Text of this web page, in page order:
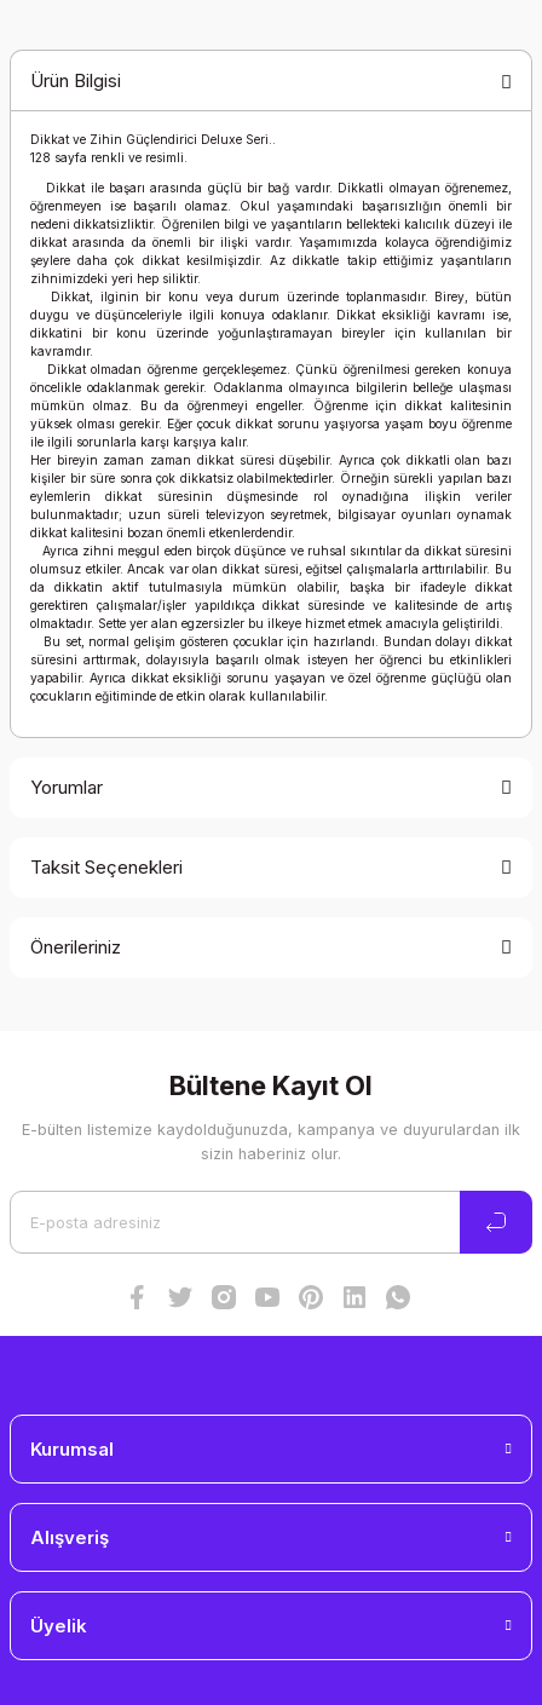
Ürün Bilgisi
Dikkat ve Zihin Güçlendirici Deluxe Seri..
128 sayfa renkli ve resimli.
Dikkat ile başarı arasında güçlü bir bağ vardır. Dikkatli olmayan öğrenemez,
öğrenmeyen ise başarılı olamaz. Okul yaşamındaki başarısızlığın önemli bir
nedeni dikkatsizliktir. Öğrenilen bilgi ve yaşantıların bellekteki kalıcılık düzeyi ile
dikkat arasında da önemli bir ilişki vardır. Yaşamımızda kolayca öğrendiğimiz
şeylere daha çok dikkat kesilmişizdir. Az dikkatle takip ettiğimiz yaşantıların
zihnimizdeki yeri hep siliktir.
Dikkat, ilginin bir konu veya durum üzerinde toplanmasıdır. Birey, bütün
duygu ve düşünceleriyle ilgili konuya odaklanır. Dikkat eksikliği kavramı ise,
dikkatini bir konu üzerinde yoğunlaştıramayan bireyler için kullanılan bir
kavramdır.
Dikkat olmadan öğrenme gerçekleşemez. Çünkü öğrenilmesi gereken konuya
öncelikle odaklanmak gerekir. Odaklanma olmayınca bilgilerin belleğe ulaşması
mümkün olmaz. Bu da öğrenmeyi engeller. Öğrenme için dikkat kalitesinin
yüksek olması gerekir. Eğer çocuk dikkat sorunu yaşıyorsa yaşam boyu öğrenme
ile ilgili sorunlarla karşı karşıya kalır.
Her bireyin zaman zaman dikkat süresi düşebilir. Ayrıca çok dikkatli olan bazı
kişiler bir süre sonra çok dikkatsiz olabilmektedirler. Örneğin sürekli yapılan bazı
eylemlerin dikkat süresinin düşmesinde rol oynadığına ilişkin veriler
bulunmaktadır; uzun süreli televizyon seyretmek, bilgisayar oyunları oynamak
dikkat kalitesini bozan önemli etkenlerdendir.
Ayrıca zihni meşgul eden birçok düşünce ve ruhsal sıkıntılar da dikkat süresini
olumsuz etkiler. Ancak var olan dikkat süresi, eğitsel çalışmalarla arttırılabilir. Bu
da dikkatin aktif tutulmasıyla mümkün olabilir, başka bir ifadeyle dikkat
gerektiren çalışmalar/işler yapıldıkça dikkat süresinde ve kalitesinde de artış
olmaktadır. Sette yer alan egzersizler bu ilkeye hizmet etmek amacıyla geliştirildi.
Bu set, normal gelişim gösteren çocuklar için hazırlandı. Bundan dolayı dikkat
süresini arttırmak, dolayısıyla başarılı olmak isteyen her öğrenci bu etkinlikleri
yapabilir. Ayrıca dikkat eksikliği sorunu yaşayan ve özel öğrenme güçlüğü olan
çocukların eğitiminde de etkin olarak kullanılabilir.
Yorumlar
Taksit Seçenekleri
Önerileriniz
Görüş ve önerileriniz için teşekkür ederiz.
Ürün resmi kalitesiz, bozuk veya görüntülenemiyor.
Bültene Kayıt Ol
E-bülten listemize kaydolduğunuzda, kampanya ve duyurulardan ilk
sizin haberiniz olur.
Kurumsal
Alışveriş
Üyelik